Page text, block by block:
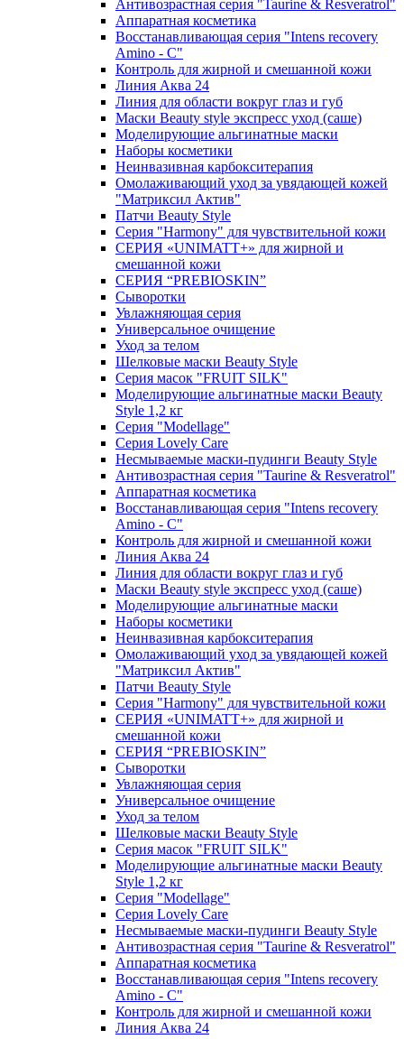
Антивозрастная серия "Taurine & Resveratrol"
Аппаратная косметика
Восстанавливающая серия "Intens recovery
Amino - C"
Контроль для жирной и смешанной кожи
Линия Аква 24
Линия для области вокруг глаз и губ
Маски Beauty style экспресс уход (саше)
Моделирующие альгинатные маски
Наборы косметики
Неинвазивная карбокситерапия
Омолаживающий уход за увядающей кожей
"Матриксил Актив"
Патчи Beauty Style
Серия "Harmony" для чувствительной кожи
СЕРИЯ «UNIMATT+» для жирной и
смешанной кожи
СЕРИЯ “PREBIOSKIN”
Сыворотки
Увлажняющая серия
Универсальное очищение
Уход за телом
Шелковые маски Beauty Style
Серия масок "FRUIT SILK"
Моделирующие альгинатные маски Beauty
Style 1,2 кг
Серия "Modellage"
Cерия Lovely Care
Несмываемые маски-пудинги Beauty Style
Антивозрастная серия "Taurine & Resveratrol"
Аппаратная косметика
Восстанавливающая серия "Intens recovery
Amino - C"
Контроль для жирной и смешанной кожи
Линия Аква 24
Линия для области вокруг глаз и губ
Маски Beauty style экспресс уход (саше)
Моделирующие альгинатные маски
Наборы косметики
Неинвазивная карбокситерапия
Омолаживающий уход за увядающей кожей
"Матриксил Актив"
Патчи Beauty Style
Серия "Harmony" для чувствительной кожи
СЕРИЯ «UNIMATT+» для жирной и
смешанной кожи
СЕРИЯ “PREBIOSKIN”
Сыворотки
Увлажняющая серия
Универсальное очищение
Уход за телом
Шелковые маски Beauty Style
Серия масок "FRUIT SILK"
Моделирующие альгинатные маски Beauty
Style 1,2 кг
Серия "Modellage"
Cерия Lovely Care
Несмываемые маски-пудинги Beauty Style
Антивозрастная серия "Taurine & Resveratrol"
Аппаратная косметика
Восстанавливающая серия "Intens recovery
Amino - C"
Контроль для жирной и смешанной кожи
Линия Аква 24